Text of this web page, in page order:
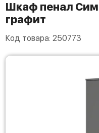
Шкаф пенал Симпл ПН-17 в прихожую
графит
Код товара: 250773